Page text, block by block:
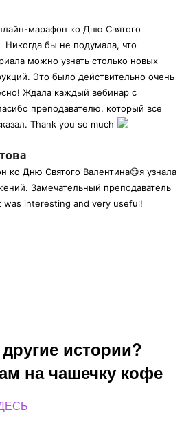
марафон ко Дню Святого
Никогда бы не подумала, что
можно узнать столько новых
Это было действительно очень
Ждала каждый вебинар с
преподавателю, который все
Thank you so much
ко Дню Святого Валентина😊я узнала
Замечательный преподаватель
was interesting and very useful!
истории?
на чашечку кофе